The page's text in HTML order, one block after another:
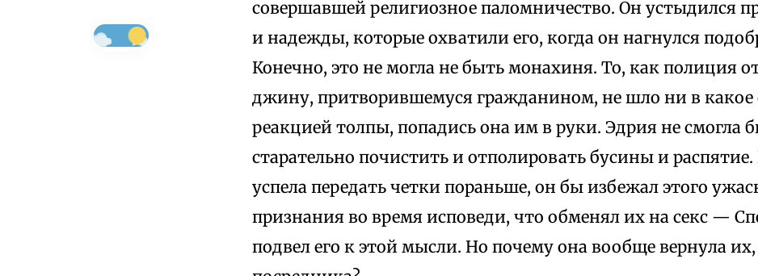
совершавшей религиозное паломничество. Он устыдился
и надежды, которые охватили его, когда он нагнулся
Конечно, это не могла не быть монахиня. То, как полиция
джину, притворившемуся гражданином, не шло ни в какое
реакцией толпы, попадись она им в руки. Эдрия не смогла
старательно почистить и отполировать бусины и
успела передать четки пораньше, он бы избежал этого
признания во время исповеди, что обменял их на секс —
подвел его к этой мысли. Но почему она вообще вернула их,